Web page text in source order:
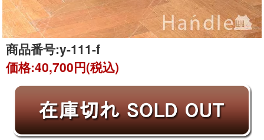
商品番号:y-111-f
価格:40,700円(税込)